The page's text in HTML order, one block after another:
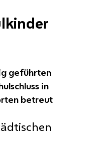
geführten
in
betreut